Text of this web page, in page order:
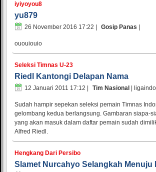
iyiyoyou8
yu879
26 November 2016 17:22 Gosip Panas
ououiouio
Seleksi Timnas U-23
Riedl Kantongi Delapan Nama
12 Januari 2011 17:12 Tim Nasional | ligaindo
Sudah hampir sepekan seleksi pemain Timnas
gelombang kedua berlangsung. Gambaran siapa-
yang akan masuk dalam daftar pemain sudah
Alfred Riedl.
Hengkang Dari Persibo
Slamet Nurcahyo Selangkah Menuju